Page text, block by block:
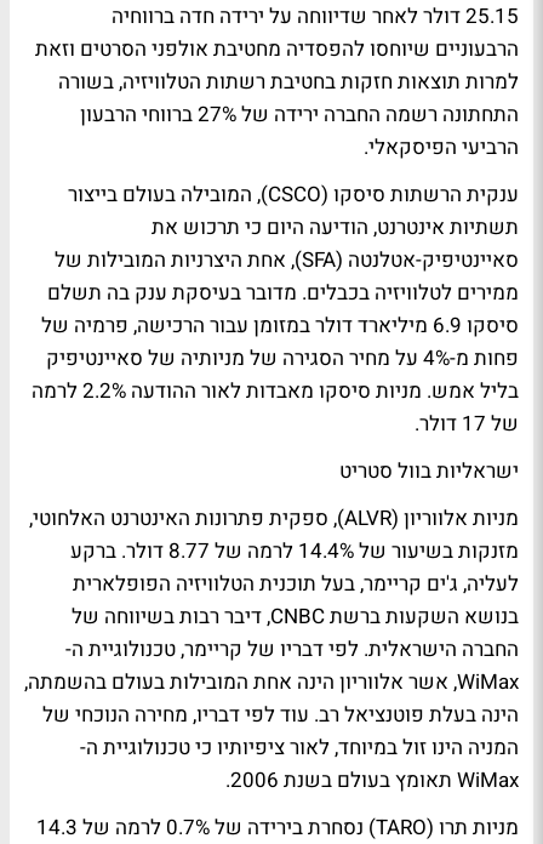
25.15 דולר לאחר שדיווחה על ירידה חדה ברווחיה
הרבעוניים שיוחסו להפסדיה מחטיבת אולפני הסרטים וזאת
למרות תוצאות חזקות בחטיבת רשתות הטלוויזיה, בשורה
התחתונה רשמה החברה ירידה של 27% ברווחי הרבעון
הרביעי הפיסקאלי.
ענקית הרשתות סיסקו (CSCO), המובילה בעולם בייצור
תשתיות אינטרנט, הודיעה היום כי תרכוש את
סאיינטיפיק-אטלנטה (SFA), אחת היצרניות המובילות של
ממירים לטלוויזיה בכבלים. מדובר בעיסקת ענק בה תשלם
סיסקו 6.9 מיליארד דולר במזומן עבור הרכישה, פרמיה של
פחות מ-4% על מחיר הסגירה של מניותיה של סאיינטיפיק
בליל אמש. מניות סיסקו מאבדות לאור ההודעה 2.2% לרמה
של 17 דולר.
ישראליות בוול סטריט
מניות אלווריון (ALVR), ספקית פתרונות האינטרנט האלחוטי,
מזנקות בשיעור של 14.4% לרמה של 8.77 דולר. ברקע
לעליה, ג'ים קריימר, בעל תוכנית הטלוויזיה הפופלארית
בנושא השקעות ברשת CNBC, דיבר רבות בשיווחה של
החברה הישראלית. לפי דבריו של קריימר, טכנולוגיית ה-
WiMax, אשר אלווריון הינה אחת המובילות בעולם בהשמתה,
הינה בעלת פוטנציאל רב. עוד לפי דבריו, מחירה הנוכחי של
המניה הינו זול במיוחד, לאור ציפיותיו כי טכנולוגיית ה-
WiMax תאומץ בעולם בשנת 2006.
מניות תרו (TARO) נסחרת בירידה של 0.7% לרמה של 14.3